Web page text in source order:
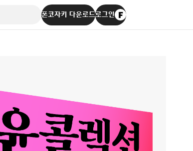
폰코자키 다운로드로그인